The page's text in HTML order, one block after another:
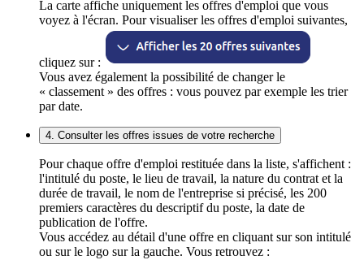
La carte affiche uniquement les offres d'emploi que vous
voyez à l'écran. Pour visualiser les offres d'emploi suivantes,
cliquez sur :
Vous avez également la possibilité de changer le
« classement » des offres : vous pouvez par exemple les trier
par date.
4. Consulter les offres issues de votre recherche
Pour chaque offre d'emploi restituée dans la liste, s'affichent :
l'intitulé du poste, le lieu de travail, la nature du contrat et la
durée de travail, le nom de l'entreprise si précisé, les 200
premiers caractères du descriptif du poste, la date de
publication de l'offre.
Vous accédez au détail d'une offre en cliquant sur son intitulé
ou sur le logo sur la gauche. Vous retrouvez :